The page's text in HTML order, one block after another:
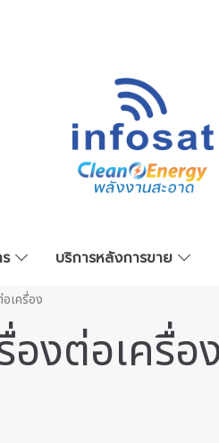
ร บริการหลังการขาย
เครื่อง
งต่อเครื่อ